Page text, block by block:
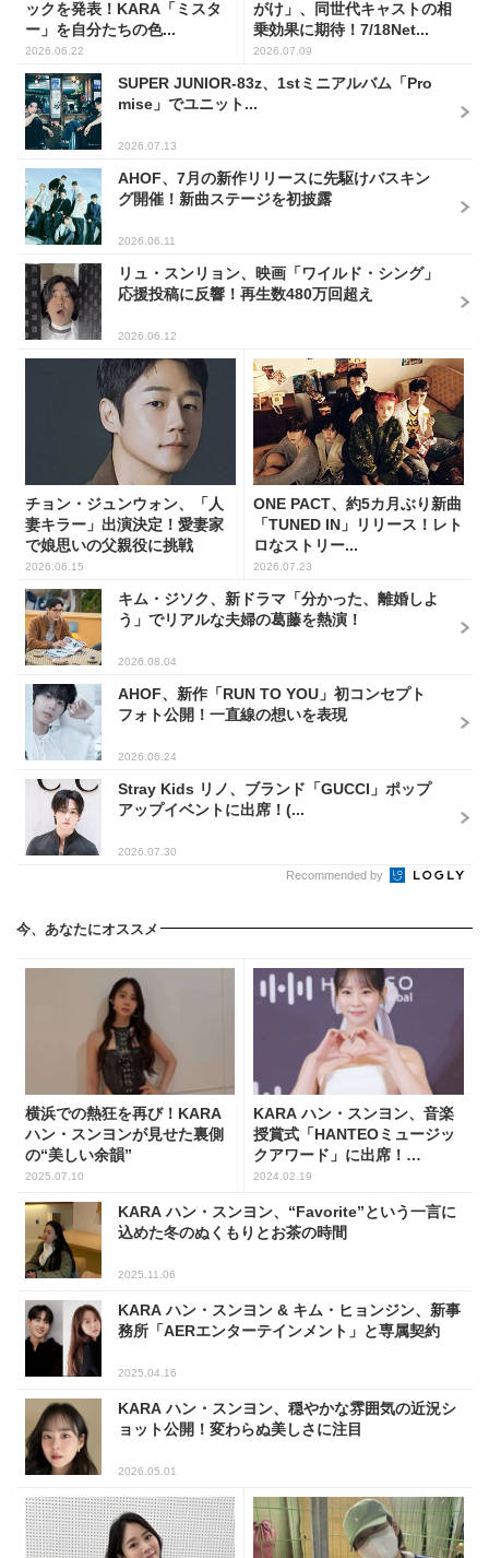
ックを発表！KARA「ミスタ
ー」を自分たちの色...
2026.06.22
がけ」、同世代キャストの相
乗効果に期待！7/18Net...
2026.07.09
SUPER JUNIOR-83z、1stミニアルバム「Pro
mise」でユニット...
2026.07.13
AHOF、7月の新作リリースに先駆けバスキン
グ開催！新曲ステージを初披露
2026.06.11
リュ・スンリョン、映画「ワイルド・シング」
応援投稿に反響！再生数480万回超え
2026.06.12
チョン・ジュンウォン、「人
妻キラー」出演決定！愛妻家
で娘思いの父親役に挑戦
2026.06.15
ONE PACT、約5カ月ぶり新曲
「TUNED IN」リリース！レト
ロなストリー...
2026.07.23
キム・ジソク、新ドラマ「分かった、離婚しよ
う」でリアルな夫婦の葛藤を熱演！
2026.08.04
AHOF、新作「RUN TO YOU」初コンセプト
フォト公開！一直線の想いを表現
2026.06.24
Stray Kids リノ、ブランド「GUCCI」ポップ
アップイベントに出席！(...
2026.07.30
Recommended by
今、あなたにオススメ
横浜での熱狂を再び！KARA
ハン・スンヨンが見せた裏側
の“美しい余韻”
2025.07.10
KARA ハン・スンヨン、音楽
授賞式「HANTEOミュージッ
クアワード」に出席！
(PHOTO1枚)
2024.02.19
KARA ハン・スンヨン、“Favorite”という一言に
込めた冬のぬくもりとお茶の時間
2025.11.06
KARA ハン・スンヨン & キム・ヒョンジン、新事
務所「AERエンターテインメント」と専属契約
2025.04.16
KARA ハン・スンヨン、穏やかな雰囲気の近況シ
ョット公開！変わらぬ美しさに注目
2026.05.01